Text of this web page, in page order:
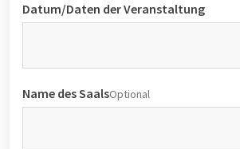
Datum/Daten der Veranstaltung
Name des SaalsOptional